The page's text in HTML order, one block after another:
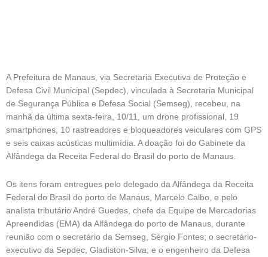
A Prefeitura de Manaus, via Secretaria Executiva de Proteção e
Defesa Civil Municipal (Sepdec), vinculada à Secretaria Municipal
de Segurança Pública e Defesa Social (Semseg), recebeu, na
manhã da última sexta-feira, 10/11, um drone profissional, 19
smartphones, 10 rastreadores e bloqueadores veiculares com GPS
e seis caixas acústicas multimídia. A doação foi do Gabinete da
Alfândega da Receita Federal do Brasil do porto de Manaus.
Os itens foram entregues pelo delegado da Alfândega da Receita
Federal do Brasil do porto de Manaus, Marcelo Calbo, e pelo
analista tributário André Guedes, chefe da Equipe de Mercadorias
Apreendidas (EMA) da Alfândega do porto de Manaus, durante
reunião com o secretário da Semseg, Sérgio Fontes; o secretário-
executivo da Sepdec, Gladiston-Silva; e o engenheiro da Defesa